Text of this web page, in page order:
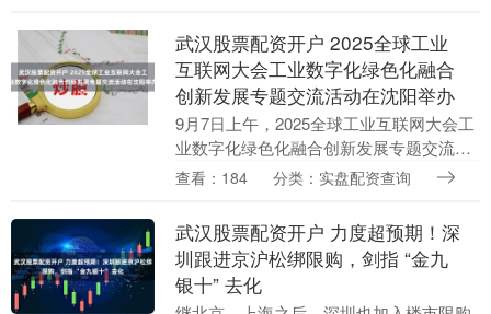
武汉股票配资开户 2025全球工业
互联网大会工业数字化绿色化融合
创新发展专题交流活动在沈阳举办
9月7日上午，2025全球工业互联网大会工
业数字化绿色化融合创新发展专题交流活
动在沈阳举办。中国工程院院士、山东省
节能与综合....
查看：184 分类：实盘配资查询
武汉股票配资开户 力度超预期！深
圳跟进京沪松绑限购，剑指 “金九
银十” 去化